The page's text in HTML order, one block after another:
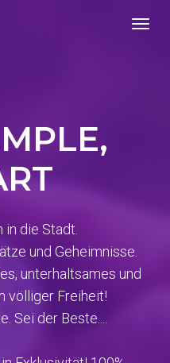
burger
in die Stadt.
und Geheimnisse.
unterhaltsames und
völliger Freiheit!
Sei der Beste....